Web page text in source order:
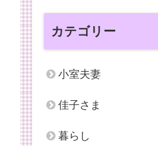
カテゴリー
小室夫妻
佳子さま
暮らし